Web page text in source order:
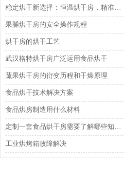
稳定烘干新选择：恒温烘干房，精准控制更高效
果脯烘干房的安全操作规程
烘干房的烘干工艺
武汉格特烘干房广泛运用食品烘干
蔬果烘干房的衍变历程和干燥原理
食品烘干技术解决方案
食品烘房制造用什么材料
定制一套食品烘干房需要了解哪些知识？
工业烘烤箱故障解决